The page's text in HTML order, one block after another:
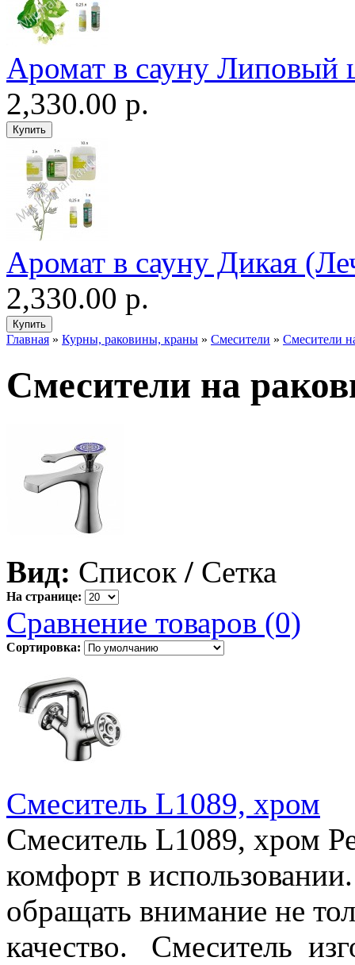
Аромат в сауну Липовый
2,330.00 р.
Аромат в сауну Дикая
2,330.00 р.
Главная » Курны, раковины, краны » Смесители » Смесители
Смесители на
Вид: Список / Сетка
На странице:
Сравнение товаров (0)
Сортировка:
Смеситель L1089, хром
Смеситель L1089, хром
комфорт в
обращать внимание не
качество. Смеситель